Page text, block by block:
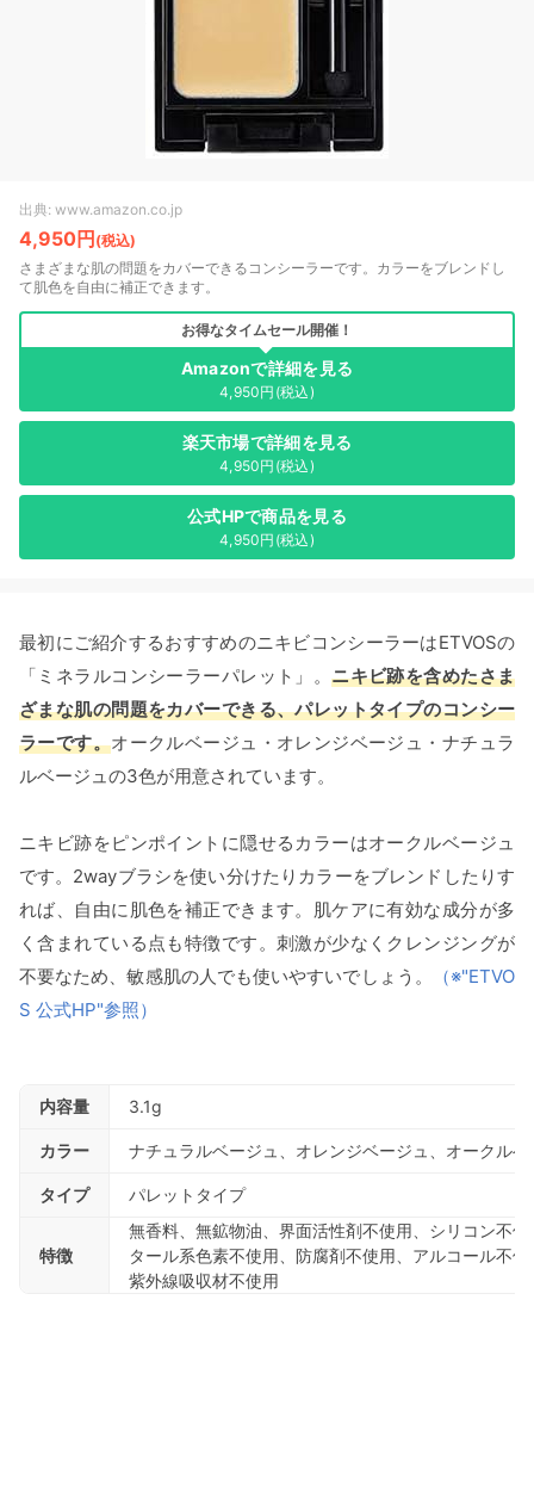
出典: www.amazon.co.jp
4,950円(税込)
さまざまな肌の問題をカバーできるコンシーラーです。カラーをブレンドし
て肌色を自由に補正できます。
お得なタイムセール開催！
Amazonで詳細を見る
4,950円(税込)
楽天市場で詳細を見る
4,950円(税込)
公式HPで商品を見る
4,950円(税込)
最初にご紹介するおすすめのニキビコンシーラーはETVOSの
「ミネラルコンシーラーパレット」。ニキビ跡を含めたさま
ざまな肌の問題をカバーできる、パレットタイプのコンシー
ラーです。オークルベージュ・オレンジベージュ・ナチュラ
ルベージュの3色が用意されています。
ニキビ跡をピンポイントに隠せるカラーはオークルベージュ
です。2wayブラシを使い分けたりカラーをブレンドしたりす
れば、自由に肌色を補正できます。肌ケアに有効な成分が多
く含まれている点も特徴です。刺激が少なくクレンジングが
不要なため、敏感肌の人でも使いやすいでしょう。
（※"ETVO
S 公式HP"参照）
内容量 3.1g
カラー ナチュラルベージュ、オレンジベージュ、オークルベ
タイプ パレットタイプ
特徴
無香料、無鉱物油、界面活性剤不使用、シリコン不使
タール系色素不使用、防腐剤不使用、アルコール不使
紫外線吸収材不使用